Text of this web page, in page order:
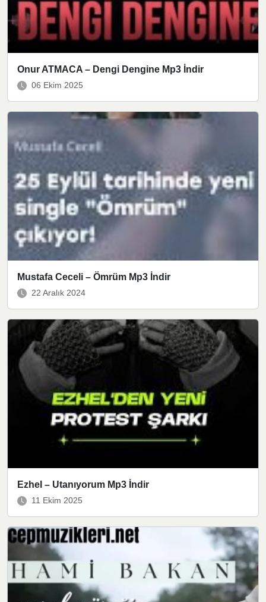
Onur ATMACA – Dengi Dengine Mp3 İndir
06 Ekim 2025
Mustafa Ceceli – Ömrüm Mp3 İndir
22 Aralık 2024
Ezhel – Utanıyorum Mp3 İndir
11 Ekim 2025